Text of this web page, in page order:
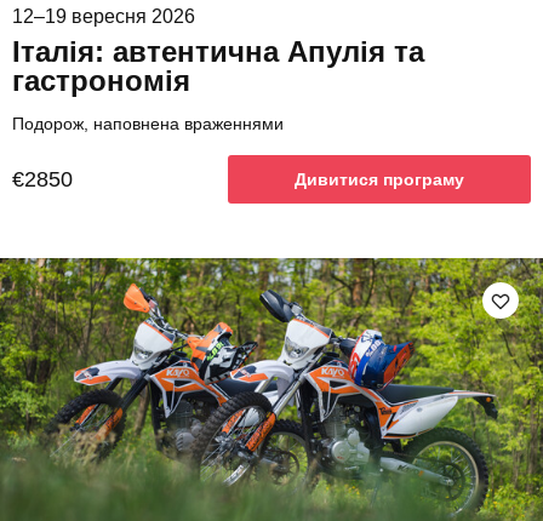
12–19 вересня 2026
Італія: автентична Апулія та
гастрономія
Подорож, наповнена враженнями
€2850 Дивитися програму